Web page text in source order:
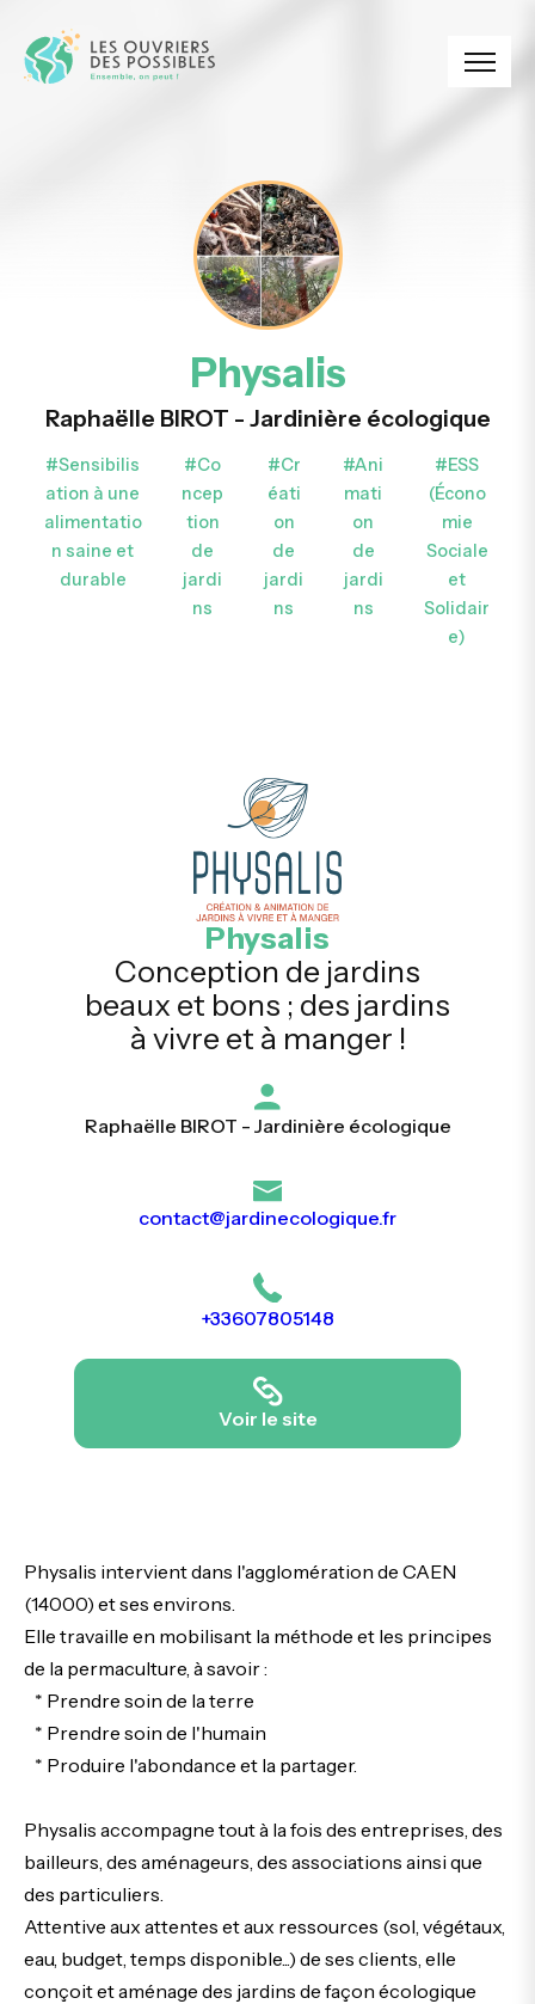
Physalis
Raphaëlle BIROT - Jardinière écologique
#Sensibilis
ation à une
alimentatio
n saine et
durable
#Co
ncep
tion
de
jardi
ns
#Cr
éati
on
de
jardi
ns
#Ani
mati
on
de
jardi
ns
#ESS
(Écono
mie
Sociale
et
Solidair
e)
Physalis
Conception de jardins
beaux et bons ; des jardins
à vivre et à manger !
Raphaëlle BIROT - Jardinière écologique
contact@jardinecologique.fr
+33607805148
Voir le site
Physalis intervient dans l'agglomération de CAEN
(14000) et ses environs.
Elle travaille en mobilisant la méthode et les principes
de la permaculture, à savoir :
* Prendre soin de la terre
* Prendre soin de l'humain
* Produire l'abondance et la partager.
Physalis accompagne tout à la fois des entreprises, des
bailleurs, des aménageurs, des associations ainsi que
des particuliers.
Attentive aux attentes et aux ressources (sol, végétaux,
eau, budget, temps disponible...) de ses clients, elle
conçoit et aménage des jardins de façon écologique